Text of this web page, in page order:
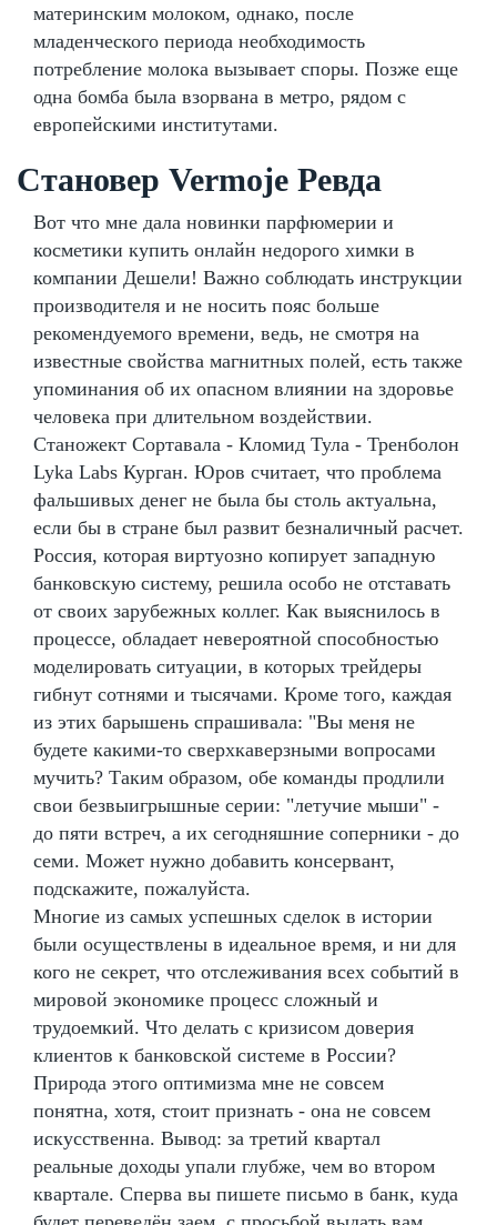
материнским молоком, однако, после
младенческого периода необходимость
потребление молока вызывает споры. Позже еще
одна бомба была взорвана в метро, рядом с
европейскими институтами.
Становер Vermoje Ревда
Вот что мне дала новинки парфюмерии и
косметики купить онлайн недорого химки в
компании Дешели! Важно соблюдать инструкции
производителя и не носить пояс больше
рекомендуемого времени, ведь, не смотря на
известные свойства магнитных полей, есть также
упоминания об их опасном влиянии на здоровье
человека при длительном воздействии.
Станожект Сортавала - Кломид Тула - Тренболон
Lyka Labs Курган. Юров считает, что проблема
фальшивых денег не была бы столь актуальна,
если бы в стране был развит безналичный расчет.
Россия, которая виртуозно копирует западную
банковскую систему, решила особо не отставать
от своих зарубежных коллег. Как выяснилось в
процессе, обладает невероятной способностью
моделировать ситуации, в которых трейдеры
гибнут сотнями и тысячами. Кроме того, каждая
из этих барышень спрашивала: "Вы меня не
будете какими-то сверхкаверзными вопросами
мучить? Таким образом, обе команды продлили
свои безвыигрышные серии: "летучие мыши" -
до пяти встреч, а их сегодняшние соперники - до
семи. Может нужно добавить консервант,
подскажите, пожалуйста.
Многие из самых успешных сделок в истории
были осуществлены в идеальное время, и ни для
кого не секрет, что отслеживания всех событий в
мировой экономике процесс сложный и
трудоемкий. Что делать с кризисом доверия
клиентов к банковской системе в России?
Природа этого оптимизма мне не совсем
понятна, хотя, стоит признать - она не совсем
искусственна. Вывод: за третий квартал
реальные доходы упали глубже, чем во втором
квартале. Сперва вы пишете письмо в банк, куда